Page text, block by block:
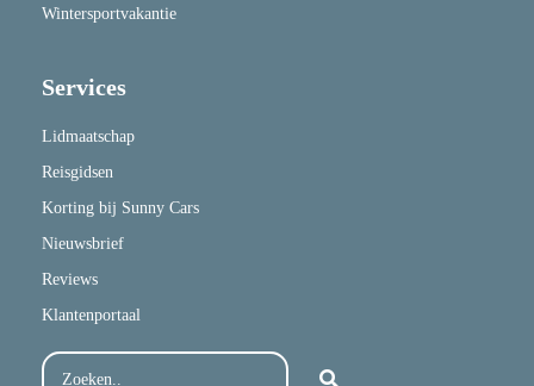
Wintersportvakantie
Services
Lidmaatschap
Reisgidsen
Korting bij Sunny Cars
Nieuwsbrief
Reviews
Klantenportaal